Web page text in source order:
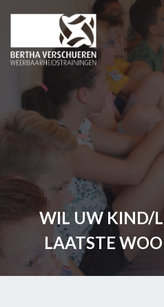
WIL UW KIND/
LAATSTE